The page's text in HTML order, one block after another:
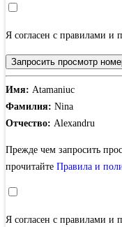
Я согласен с правилами и
Запросить просмотр
Имя: Atamaniuc
Фамилия: Nina
Отчество: Alexandru
Прежде чем запросить
прочитайте Правила и
Я согласен с правилами и